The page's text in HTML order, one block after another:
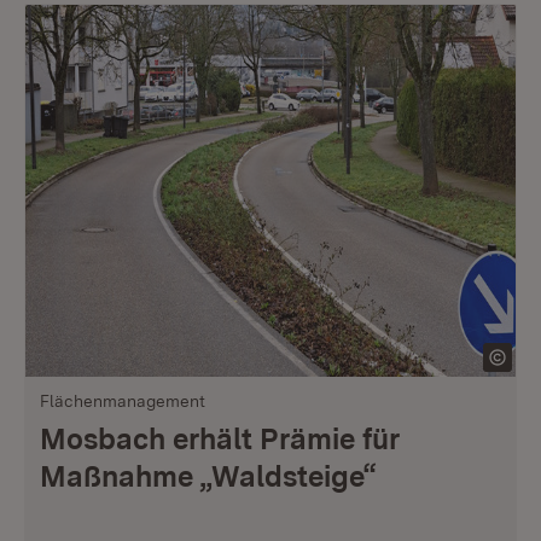
Flächenmanagement
Mosbach erhält Prämie für
Maßnahme „Waldsteige“